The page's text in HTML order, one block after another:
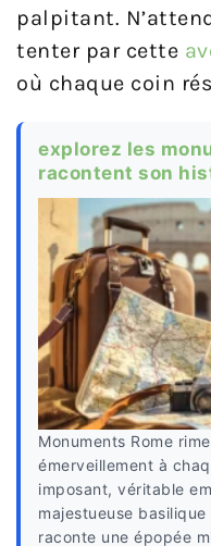
palpitant.
tenter par cette
où chaque coin
explorez les
racontent son
Monuments Rome
émerveillement à
imposant, véritable
majestueuse
raconte une épopée